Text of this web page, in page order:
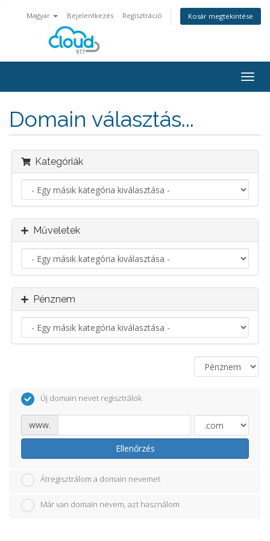
Magyar Bejelentkezés Regisztráció Kosár megtekintése
a
Domain választás...
Kategóriák
Műveletek
Pénznem
Új domain nevet regisztrálok
www.
Ellenőrzés
Átregisztrálom a domain nevemet
Már van domain nevem, azt használom